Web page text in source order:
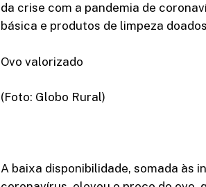
da crise com a pandemia de
básica e produtos de limpeza
Ovo valorizado
(Foto: Globo Rural)
A baixa disponibilidade, somada às